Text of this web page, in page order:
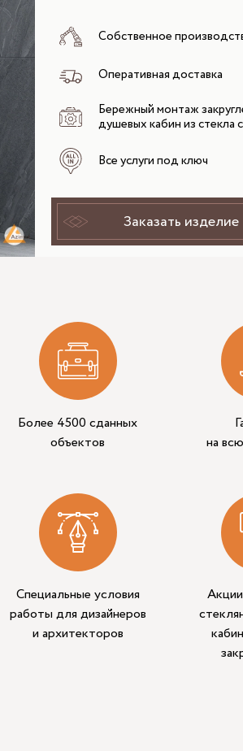
Собственное
Оперативная доставка
Бережный монтаж
душевых кабин из стекла
Все услуги под ключ
Заказать изделие
Более 4500 сданных
объектов
на
Специальные условия
работы для дизайнеров
и архитекторов